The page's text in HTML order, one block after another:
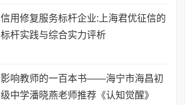
信用修复服务标杆企业:上海君优征信的
标杆实践与综合实力评析
影响教师的一百本书——海宁市海昌初
级中学潘晓燕老师推荐《认知觉醒》